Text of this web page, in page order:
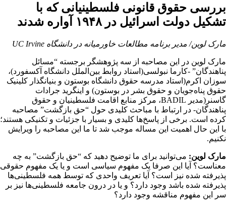
بررسی حقوق قانونی‌ فلسطینیانی که با
تشکیل دولت اسرائیل در ۱۹۴۸ آواره شدند
مارک لوین/ مدیر برنامه مطالعات خاورمیانه در دانشگاه UC Irvine
مارک لوین در این مصاحبه از سه پژوهشگر برجسته “مسائل
پناهندگان” -کارما نبولسی(استاد روابط بین‌الملل دانشگاه آکسفورد)،
سوزان اکرم(استاد مدرسه حقوق دانشگاه بوستون و بنیانگذار کلینیک
حقوق پناه‌جویان و حقوق‌ بشر در بوستون) و اینگرید جرادات‌
گاسنر‌(مدیر BADIL، مرکز منابع اقامت فلسطینیان و حقوق
پناهندگان- در ارتباط با مباحث کلیدی حول “حق بازگشت” مصاحبه
کرده است. برخی از پاسخ‌ها کلیدی و بسیار با جزئیات و تکنیکی هستند؛
با این حال اهمیت این مساله موجب شد تا ما این مصاحبه را ویرایش
نکنیم‌.
مارک لوین: می‌توانید برای ما توضیح دهید که “حق بازگشت” به چه
معناست؟ آیا این صرفا یک مفهوم سیاسی است و یا یک مفهوم حقوقی
پذیرفته شده نیز است؟ آیا تعریف واحدی که توسط همه فلسطینی‌ها
پذیرفته شده باشد وجود دارد؟ و یا در درون جامعه فلسطینی‌ها نیز بر
سر این مفهوم مناقشه وجود دارد؟